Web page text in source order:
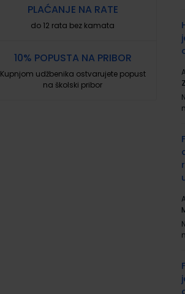
PLAĆANJE NA RATE
do 12 rata bez kamata
10% POPUSTA NA PRIBOR
Kupnjom udžbenika ostvarujete popust
na školski pribor